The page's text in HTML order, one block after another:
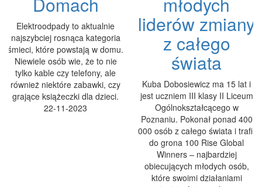
Elektroodpady to aktualnie
najszybciej rosnąca kategoria
śmieci, które powstają w domu.
Niewiele osób wie, że to nie
tylko kable czy telefony, ale
również niektóre zabawki, czy
grające książeczki dla dzieci.
22-11-2023
liderów zmiany
z całego
świata
Kuba Dobosiewicz ma 15 lat i
jest uczniem III klasy II Liceum
Ogólnokształcącego w
Poznaniu. Pokonał ponad 400
000 osób z całego świata i trafił
do grona 100 Rise Global
Winners – najbardziej
obiecujących młodych osób,
które swoimi działaniami